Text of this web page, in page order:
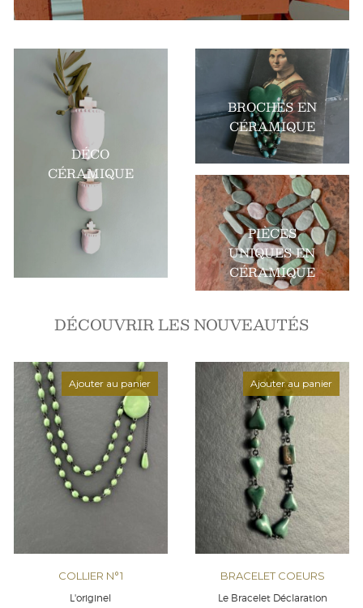
DÉCO
CÉRAMIQUE
BROCHES EN
CÉRAMIQUE
PIÈCES
UNIQUES EN
CÉRAMIQUE
DÉCOUVRIR LES NOUVEAUTÉS
COLLIER N°1
L'originel
Ajouter au panier
BRACELET COEURS
Le Bracelet Déclaration
Ajouter au panier